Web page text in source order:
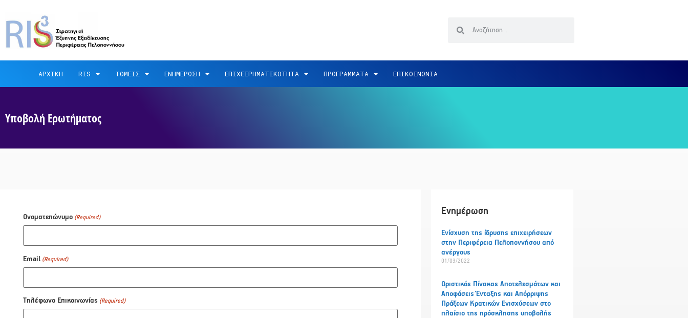
ΑΡΧΙΚΗ RIS ΤΟΜΕΙΣ ΕΝΗΜΕΡΩΣΗ ΕΠΙΧΕΙΡΗΜΑΤΙΚΟΤΗΤΑ ΠΡΟΓΡΑΜΜΑΤΑ ΕΠΙΚΟΙΝΩΝΙΑ
Υποβολή Ερωτήματος
Ονοματεπώνυμο (Required)
Email (Required)
Τηλέφωνο Επικοινωνίας (Required)
Ενημέρωση
Ενίσχυση της ίδρυσης επιχειρήσεων
στην Περιφέρεια Πελοποννήσου από
ανέργους
01/03/2022
Οριστικός Πίνακας Αποτελεσμάτων και
Αποφάσεις Ένταξης και Απόρριψης
Πράξεων Κρατικών Ενισχύσεων στο
πλαίσιο της πρόσκλησης υποβολής